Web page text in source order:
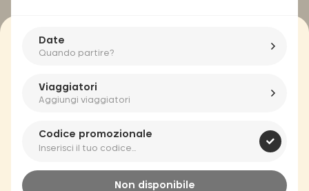
Date
Quando partire?
Viaggiatori
Aggiungi viaggiatori
Codice promozionale
Non disponibile